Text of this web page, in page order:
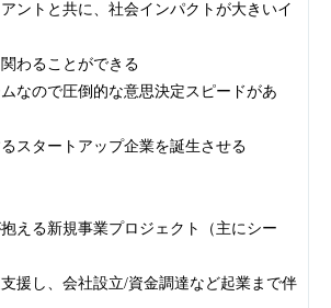
ントと共に、社会インパクトが大きいイ
わることができる
ムなので圧倒的な意思決定スピードがあ
スタートアップ企業を誕生させる
抱える新規事業プロジェクト（主にシー
援し、会社設立/資金調達など起業まで伴